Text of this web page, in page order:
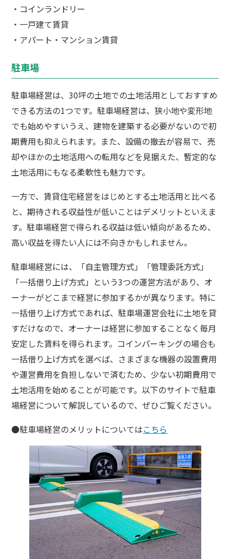
・コインランドリー
・一戸建て賃貸
・アパート・マンション賃貸
駐車場
駐車場経営は、30坪の土地での土地活用としておすすめ
できる方法の1つです。駐車場経営は、狭小地や変形地
でも始めやすいうえ、建物を建築する必要がないので初
期費用も抑えられます。また、設備の撤去が容易で、売
却やほかの土地活用への転用などを見据えた、暫定的な
土地活用にもなる柔軟性も魅力です。
一方で、賃貸住宅経営をはじめとする土地活用と比べる
と、期待される収益性が低いことはデメリットといえま
す。駐車場経営で得られる収益は低い傾向があるため、
高い収益を得たい人には不向きかもしれません。
駐車場経営には、「自主管理方式」「管理委託方式」
「一括借り上げ方式」という3つの運営方法があり、オ
ーナーがどこまで経営に参加するかが異なります。特に
一括借り上げ方式であれば、駐車場運営会社に土地を貸
すだけなので、オーナーは経営に参加することなく毎月
安定した賃料を得られます。コインパーキングの場合も
一括借り上げ方式を選べば、さまざまな機器の設置費用
や運営費用を負担しないで済むため、少ない初期費用で
土地活用を始めることが可能です。以下のサイトで駐車
場経営について解説しているので、ぜひご覧ください。
●駐車場経営のメリットについてはこちら